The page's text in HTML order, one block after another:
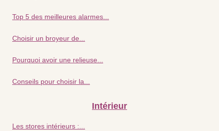
Top 5 des meilleures alarmes...
Choisir un broyeur de...
Pourquoi avoir une relieuse...
Conseils pour choisir la...
Intérieur
Les stores intérieurs :...